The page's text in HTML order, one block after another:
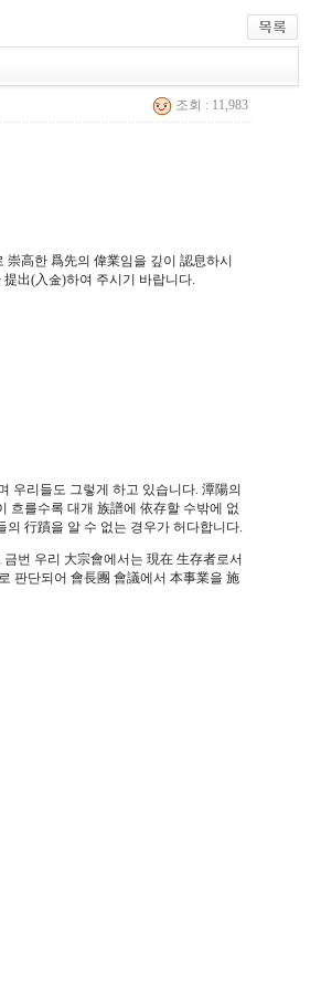
조회 : 11,983
高한 爲先의 偉業임을 깊이 認息하시
出(入金)하여 주시기 바랍니다.
우리들도 그렇게 하고 있습니다. 潭陽의
흐를수록 대개 族譜에 依存할 수밖에 없
行蹟을 알 수 없는 경우가 허다합니다.
번 우리 大宗會에서는 現在 生存者로서
판단되어 會長團 會議에서 本事業을 施